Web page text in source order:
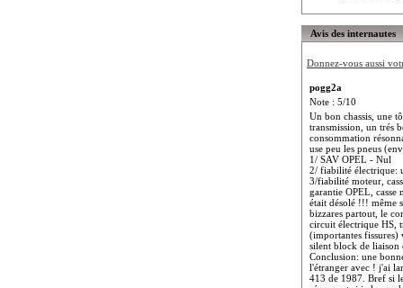
Avis des internautes
Donnez-vous aussi
pogg2a
Note : 5/10
Un bon chassis, une
transmission, un trés
consommation
use peu les pneus
1/ SAV OPEL - Nul
2/ fiabilité électrique:
3/fiabilité moteur,
garantie OPEL,
était désolé !!! même
bizzares partout, le
circuit électrique HS,
(importantes
silent block de liaison
Conclusion: une
l'étranger avec ! j'ai
413 de 1987. Bref si